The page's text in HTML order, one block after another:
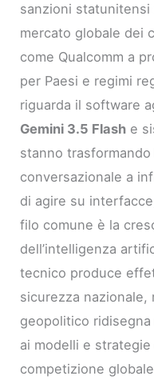
sanzioni
mercato globale dei
come Qualcomm a
per Paesi e regimi
riguarda il software
Gemini 3.5 Flash e
stanno trasformando
conversazionale a
di agire su
filo comune è la
dell’intelligenza
tecnico produce
sicurezza
geopolitico
ai modelli e strategie
competizione